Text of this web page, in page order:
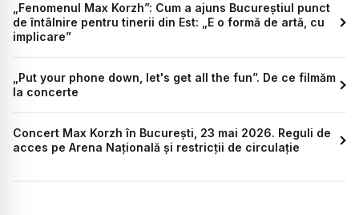
„Fenomenul Max Korzh”: Cum a ajuns Bucureștiul punct
de întâlnire pentru tinerii din Est: „E o formă de artă, cu
implicare”
„Put your phone down, let's get all the fun”. De ce filmăm
la concerte
Concert Max Korzh în București, 23 mai 2026. Reguli de
acces pe Arena Națională și restricții de circulație